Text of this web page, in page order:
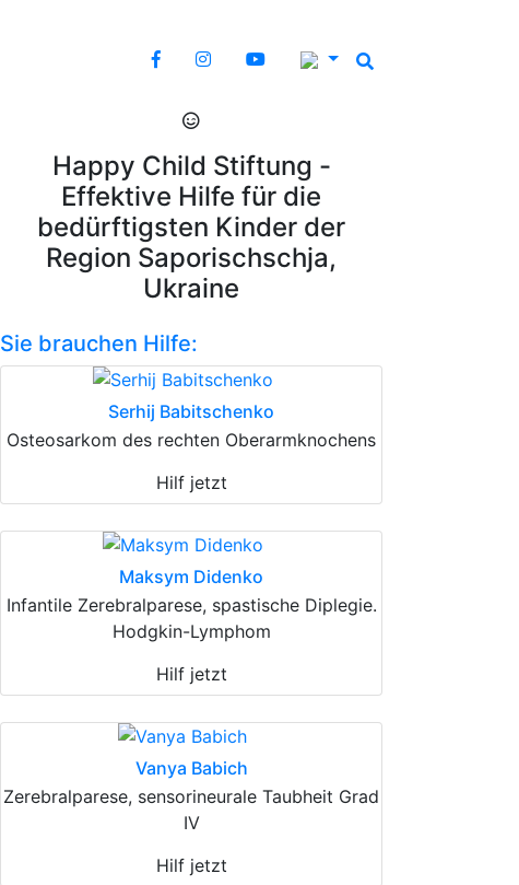
Happy Child Stiftung -
Effektive Hilfe für die
bedürftigsten Kinder der
Region Saporischschja,
Ukraine
Sie brauchen Hilfe:
Serhij Babitschenko
Osteosarkom des rechten Oberarmknochens
Hilf jetzt
Maksym Didenko
Infantile Zerebralparese, spastische Diplegie.
Hodgkin-Lymphom
Hilf jetzt
Vanya Babich
Zerebralparese, sensorineurale Taubheit Grad
IV
Hilf jetzt